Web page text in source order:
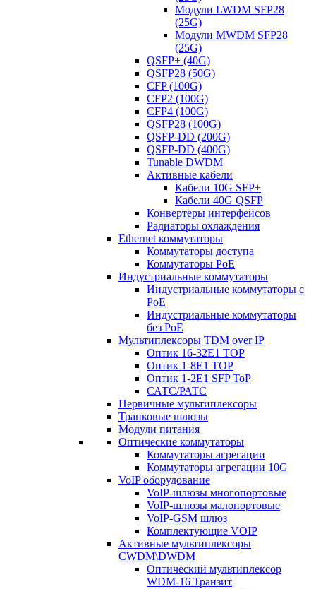
Модули LWDM SFP28
(25G)
Модули MWDM SFP28
(25G)
QSFP+ (40G)
QSFP28 (50G)
CFP (100G)
CFP2 (100G)
CFP4 (100G)
QSFP28 (100G)
QSFP-DD (200G)
QSFP-DD (400G)
Tunable DWDM
Активные кабели
Кабели 10G SFP+
Кабели 40G QSFP
Конвертеры интерфейсов
Радиаторы охлаждения
Ethernet коммутаторы
Коммутаторы доступа
Коммутаторы PoE
Индустриальные коммутаторы
Индустриальные коммутаторы с
PoE
Индустриальные коммутаторы
без PoE
Мультиплексоры TDM over IP
Оптик 16-32E1 TOP
Оптик 1-8E1 TOP
Оптик 1-2E1 SFP ToP
САТС/РАТС
Первичные мультиплексоры
Транковые шлюзы
Модули питания
Оптические коммутаторы
Коммутаторы агрегации
Коммутаторы агрегации 10G
VoIP оборудование
VoIP-шлюзы многопортовые
VoIP-шлюзы малопортовые
VoIP-GSM шлюз
Комплектующие VOIP
Активные мультиплексоры
CWDM\DWDM
Оптический мультиплексор
WDM-16 Транзит